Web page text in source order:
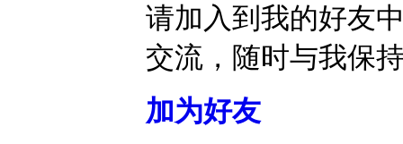
请加入到我的好友
交流，随时与我保
加为好友